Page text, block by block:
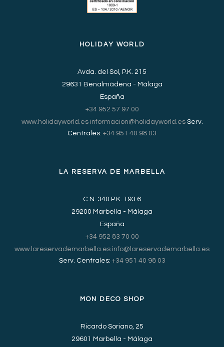
HOLIDAY WORLD
Avda. del Sol, P.K. 215
29631 Benalmádena - Málaga
España
+34 952 57 97 00
www.holidayworld.es informacion@holidayworld.esServ.
Centrales: +34 951 40 98 03
LA RESERVA DE MARBELLA
C.N. 340 P.K. 193.6
29200 Marbella - Málaga
España
+34 952 83 70 00
www.lareservademarbella.es info@lareservademarbella.es
Serv. Centrales: +34 951 40 98 03
MON DECO SHOP
Ricardo Soriano, 25
29601 Marbella - Málaga